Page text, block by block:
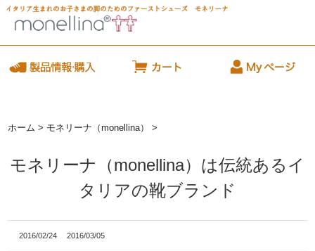
ホーム > モネリーナ（monellina） >
モネリーナ（monellina）は伝統あるイ
タリアの靴ブランド
2016/02/24 2016/03/05